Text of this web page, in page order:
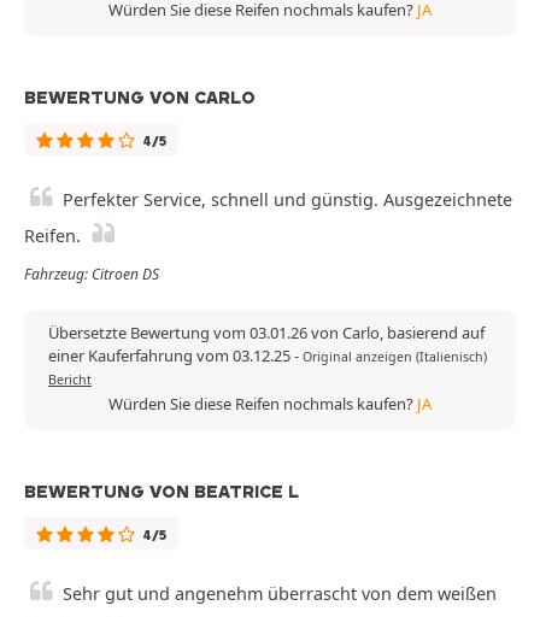
Würden Sie diese Reifen nochmals kaufen? JA
BEWERTUNG VON CARLO
4/5
Perfekter Service, schnell und günstig. Ausgezeichnete
Reifen.
Fahrzeug: Citroen DS
Übersetzte Bewertung vom 03.01.26 von Carlo, basierend auf
einer Kauferfahrung vom 03.12.25- Original anzeigen (Italienisch)
Bericht
Würden Sie diese Reifen nochmals kaufen? JA
BEWERTUNG VON BEATRICE L
4/5
Sehr gut und angenehm überrascht von dem weißen